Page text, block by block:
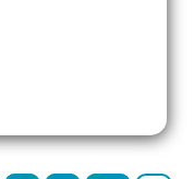
За это время
в […]